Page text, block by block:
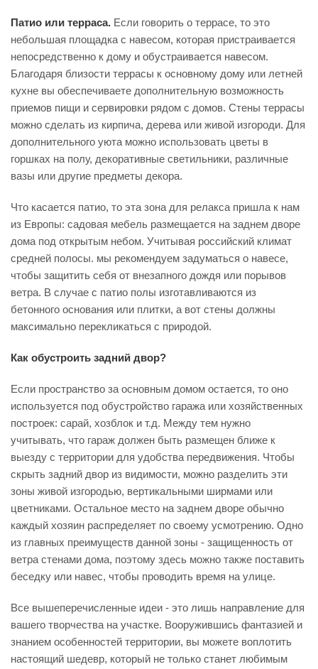
Патио или терраса. Если говорить о террасе, то это
небольшая площадка с навесом, которая пристраивается
непосредственно к дому и обустраивается навесом.
Благодаря близости террасы к основному дому или летней
кухне вы обеспечиваете дополнительную возможность
приемов пищи и сервировки рядом с домов. Стены террасы
можно сделать из кирпича, дерева или живой изгороди. Для
дополнительного уюта можно использовать цветы в
горшках на полу, декоративные светильники, различные
вазы или другие предметы декора.
Что касается патио, то эта зона для релакса пришла к нам
из Европы: садовая мебель размещается на заднем дворе
дома под открытым небом. Учитывая российский климат
средней полосы. мы рекомендуем задуматься о навесе,
чтобы защитить себя от внезапного дождя или порывов
ветра. В случае с патио полы изготавливаются из
бетонного основания или плитки, а вот стены должны
максимально перекликаться с природой.
Как обустроить задний двор?
Если пространство за основным домом остается, то оно
используется под обустройство гаража или хозяйственных
построек: сарай, хозблок и т.д. Между тем нужно
учитывать, что гараж должен быть размещен ближе к
выезду с территории для удобства передвижения. Чтобы
скрыть задний двор из видимости, можно разделить эти
зоны живой изгородью, вертикальными ширмами или
цветниками. Остальное место на заднем дворе обычно
каждый хозяин распределяет по своему усмотрению. Одно
из главных преимуществ данной зоны - защищенность от
ветра стенами дома, поэтому здесь можно также поставить
беседку или навес, чтобы проводить время на улице.
Все вышеперечисленные идеи - это лишь направление для
вашего творчества на участке. Вооружившись фантазией и
знанием особенностей территории, вы можете воплотить
настоящий шедевр, который не только станет любимым